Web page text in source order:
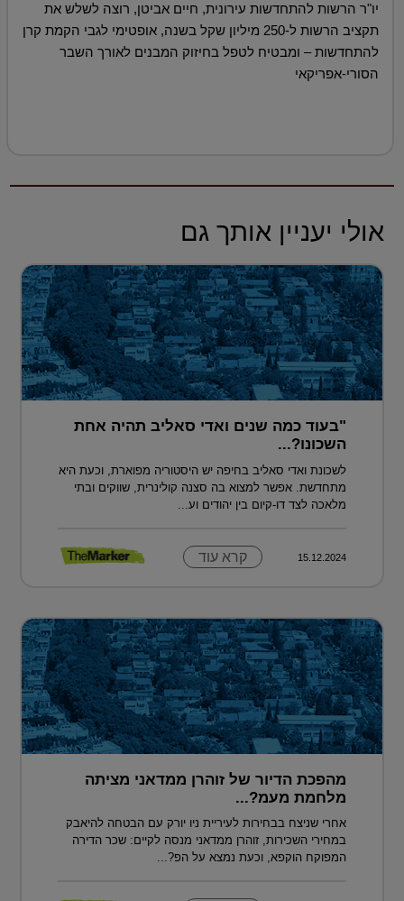
יו"ר הרשות להתחדשות עירונית, חיים אביטן, רוצה לשלש את
תקציב הרשות ל-250 מיליון שקל בשנה, אופטימי לגבי הקמת קרן
להתחדשות – ומבטיח לטפל בחיזוק המבנים לאורך השבר
הסורי-אפריקאי
אולי יעניין אותך גם
"בעוד כמה שנים ואדי סאליב תהיה אחת
השכונו?...
לשכונת ואדי סאליב בחיפה יש היסטוריה מפוארת, וכעת היא
מתחדשת. אפשר למצוא בה סצנה קולינרית, שווקים ובתי
מלאכה לצד דו-קיום בין יהודים וע...
15.12.2024 קרא עוד
מהפכת הדיור של זוהרן ממדאני מציתה
מלחמת מעמ?...
אחרי שניצח בבחירות לעיריית ניו יורק עם הבטחה להיאבק
במחירי השכירות, זוהרן ממדאני מנסה לקיים: שכר הדירה
המפוקח הוקפא, וכעת נמצא על הפ?...